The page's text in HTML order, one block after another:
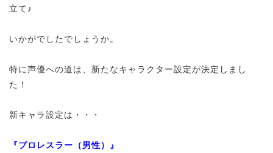
立て♪
いかがでしたでしょうか。
特に声優への道は、新たなキャラクター設定が決定しまし
た！
新キャラ設定は・・・
『プロレスラー（男性）』